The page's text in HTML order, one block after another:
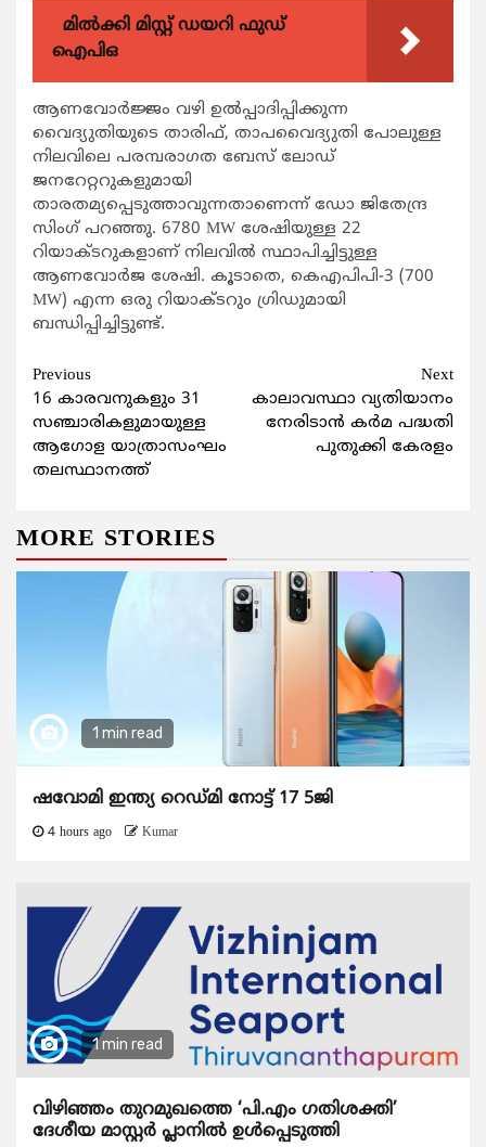
മിൽക്കി മിസ്റ്റ് ഡയറി ഫുഡ്
ഐപിഒ
ആണവോർജ്ജം വഴി ഉൽപ്പാദിപ്പിക്കുന്ന
വൈദ്യുതിയുടെ താരിഫ്, താപവൈദ്യുതി പോലുള്ള
നിലവിലെ പരമ്പരാഗത ബേസ് ലോഡ്
ജനറേറ്ററുകളുമായി
താരതമ്യപ്പെടുത്താവുന്നതാണെന്ന് ഡോ ജിതേന്ദ്ര
സിംഗ് പറഞ്ഞു. 6780 MW ശേഷിയുള്ള 22
റിയാക്ടറുകളാണ് നിലവിൽ സ്ഥാപിച്ചിട്ടുള്ള
ആണവോർജ ശേഷി. കൂടാതെ, കെഎപിപി-3 (700
MW) എന്ന ഒരു റിയാക്ടറും ഗ്രിഡുമായി
ബന്ധിപ്പിച്ചിട്ടുണ്ട്.
Continue
Reading
Previous
16 കാരവനുകളും 31
സഞ്ചാരികളുമായുള്ള
ആഗോള യാത്രാസംഘം
തലസ്ഥാനത്ത്
Next
കാലാവസ്ഥാ വ്യതിയാനം
നേരിടാൻ കർമ പദ്ധതി
പുതുക്കി കേരളം
MORE STORIES
1 min read
ഷവോമി ഇന്ത്യ റെഡ്മി നോട്ട് 17 5ജി
4 hours ago Kumar
1 min read
വിഴിഞ്ഞം തുറമുഖത്തെ ‘പി.എം ഗതിശക്തി’
ദേശീയ മാസ്റ്റർ പ്ലാനിൽ ഉൾപ്പെടുത്തി